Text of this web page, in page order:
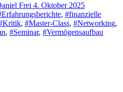
Frei 4. Oktober 2025
, #finanzielle
, #Master-Class, #Networking,
, #Seminar, #Vermögensaufbau